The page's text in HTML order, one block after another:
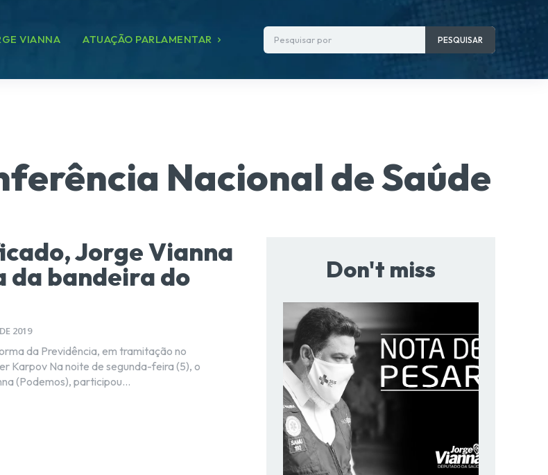
VIANNA ATUAÇÃO PARLAMENTAR Pesquisar por PESQUISAR
Nacional de Saúde
Jorge Vianna
da bandeira do
2019
da Previdência, em tramitação no
(Podemos), participou...
Don't miss